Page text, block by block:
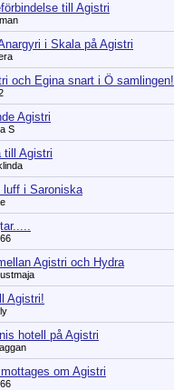
till Agistri
i Skala på Agistri
och Egina snart i Ö samlingen!
Agistri
S
till Agistri
luff i Saroniska
Agistri och Hydra
Agistri!
hotell på Agistri
om Agistri